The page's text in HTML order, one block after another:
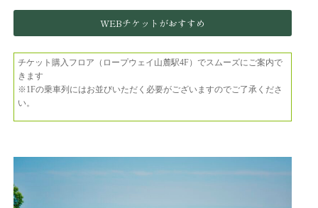
WEBチケットがおすすめ
チケット購入フロア（ロープウェイ山麓駅4F）でスムーズにご案内で
きます
※1Fの乗車列にはお並びいただく必要がございますのでご了承くださ
い。